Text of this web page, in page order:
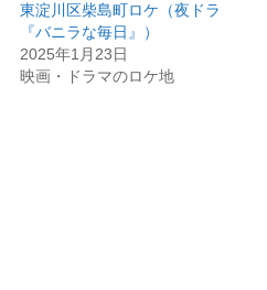
東淀川区柴島町ロケ（夜ドラ
『バニラな毎日』）
2025年1月23日
映画・ドラマのロケ地